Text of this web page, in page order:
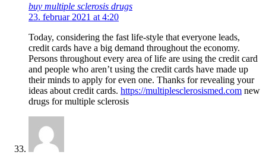
buy multiple sclerosis drugs
23. februar 2021 at 4:20
Today, considering the fast life-style that everyone leads,
credit cards have a big demand throughout the economy.
Persons throughout every area of life are using the credit card
and people who aren’t using the credit cards have made up
their minds to apply for even one. Thanks for revealing your
ideas about credit cards. https://multiplesclerosismed.com new
drugs for multiple sclerosis